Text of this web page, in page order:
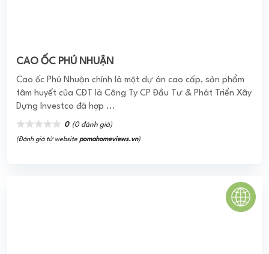
CAO ỐC PHÚ NHUẬN
Cao ốc Phú Nhuận chính là một dự án cao cấp, sản phẩm
tâm huyết của CĐT là Công Ty CP Đầu Tư & Phát Triển Xây
Dựng Investco đã hợp ...
0 (0 đánh giá)
(Đánh giá từ website pomahomeviews.vn)